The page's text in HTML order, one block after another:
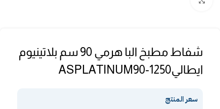
شفاط مطبخ البا هرمي 90 سم بلاتينيوم
ايطاليASPLATINUM90-1250
سعر المنتج